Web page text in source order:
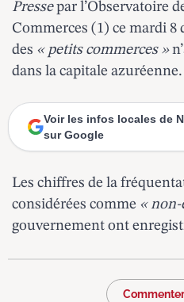
Pressepar l’Observatoire
Commerces (1) ce mardi
des « petits commerces »
dans la capitale azuréenne.
Voir les infos locales de
sur Google
Les chiffres de la
considérées comme « non-
gouvernement ont